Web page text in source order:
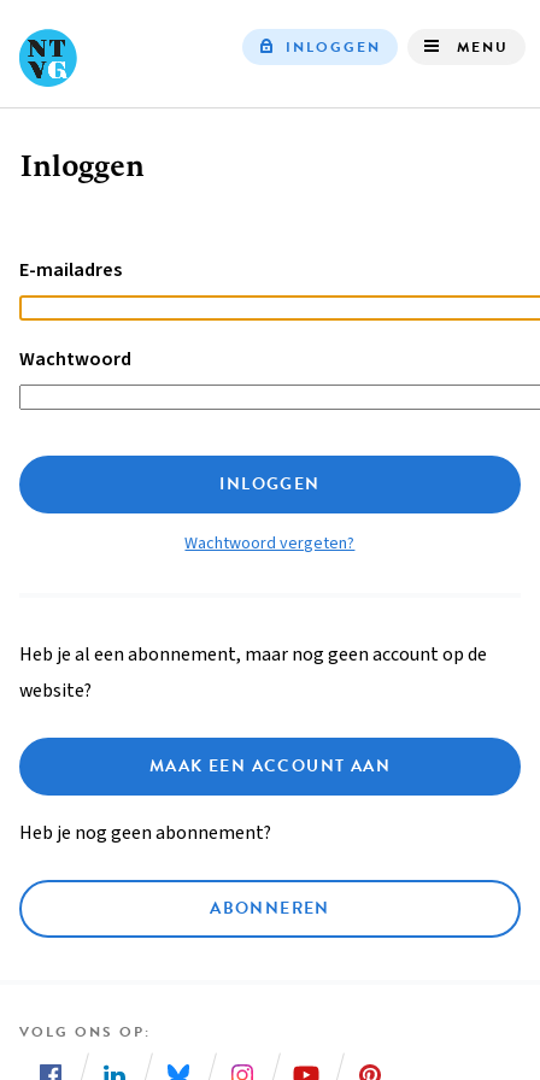
INLOGGEN MENU
Kruimelpad
Inloggen
E-mailadres
Wachtwoord
INLOGGEN
Wachtwoord vergeten?
Heb je al een abonnement, maar nog geen account op de
website?
MAAK EEN ACCOUNT AAN
Heb je nog geen abonnement?
ABONNEREN
VOLG ONS OP